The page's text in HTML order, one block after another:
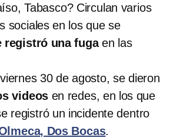
Tabasco? Circulan varios
sociales en los que se
registró una fugaen las
30 de agosto, se dieron
videos en redes, en los que
registró un incidente dentro
Dos Bocas.